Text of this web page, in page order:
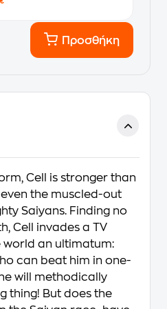
Προσθήκη
Cell is stronger than
the muscled-out
Saiyans. Finding no
Cell invades a TV
world an ultimatum:
can beat him in one-
will methodically
thing! But does the